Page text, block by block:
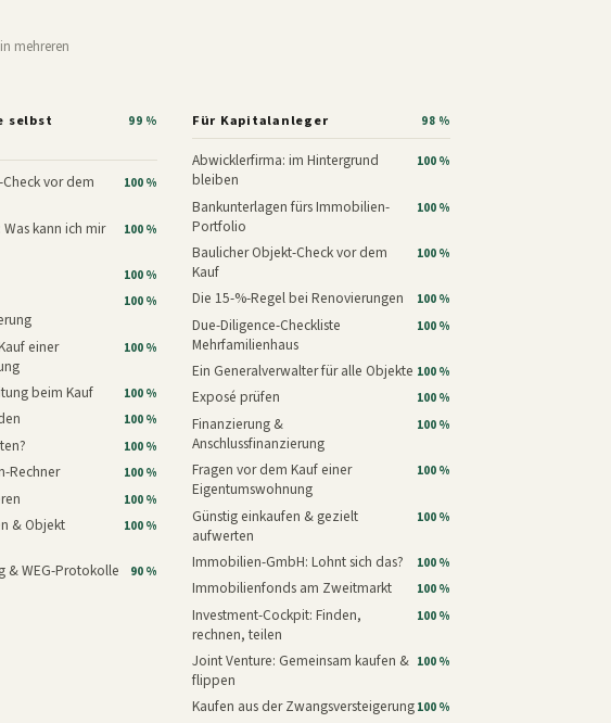
mehreren
selbst
99 %
vor dem
100 %
kann ich mir
100 %
100 %
100 %
einer
100 %
beim Kauf 100 %
100 %
100 %
Rechner 100 %
100 %
& Objekt
100 %
& WEG-Protokolle
90 %
Für Kapitalanleger 98 %
Abwicklerfirma: im Hintergrund
bleiben
100 %
Bankunterlagen fürs Immobilien-
Portfolio
100 %
Baulicher Objekt-Check vor dem
Kauf
100 %
Die 15-%-Regel bei Renovierungen 100 %
Due-Diligence-Checkliste
Mehrfamilienhaus
100 %
Ein Generalverwalter für alle Objekte 100 %
Exposé prüfen 100 %
Finanzierung &
Anschlussfinanzierung
100 %
Fragen vor dem Kauf einer
Eigentumswohnung
100 %
Günstig einkaufen & gezielt
aufwerten
100 %
Immobilien-GmbH: Lohnt sich das? 100 %
Immobilienfonds am Zweitmarkt 100 %
Investment-Cockpit: Finden,
rechnen, teilen
100 %
Joint Venture: Gemeinsam kaufen &
flippen
100 %
Kaufen aus der Zwangsversteigerung100 %